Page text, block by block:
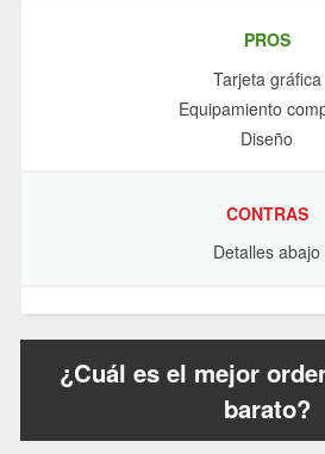
PROS
Tarjeta gráfica
Equipamiento
Diseño
CONTRAS
Detalles abajo
¿Cuál es el mejor
barato?